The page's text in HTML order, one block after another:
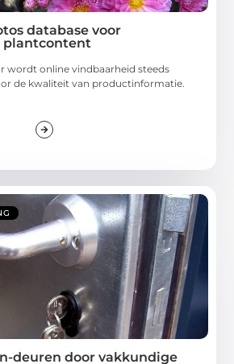
database voor
plantcontent
wordt online vindbaarheid steeds
de kwaliteit van productinformatie.
deuren door vakkundige